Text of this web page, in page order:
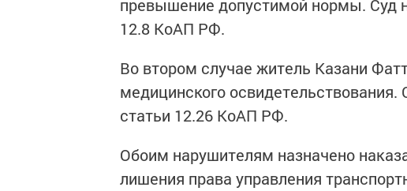
превышение допустимой нормы. Суд
12.8 КоАП РФ.
Во втором случае житель Казани
медицинского
статьи 12.26 КоАП РФ.
Обоим нарушителям назначено
лишения права управления